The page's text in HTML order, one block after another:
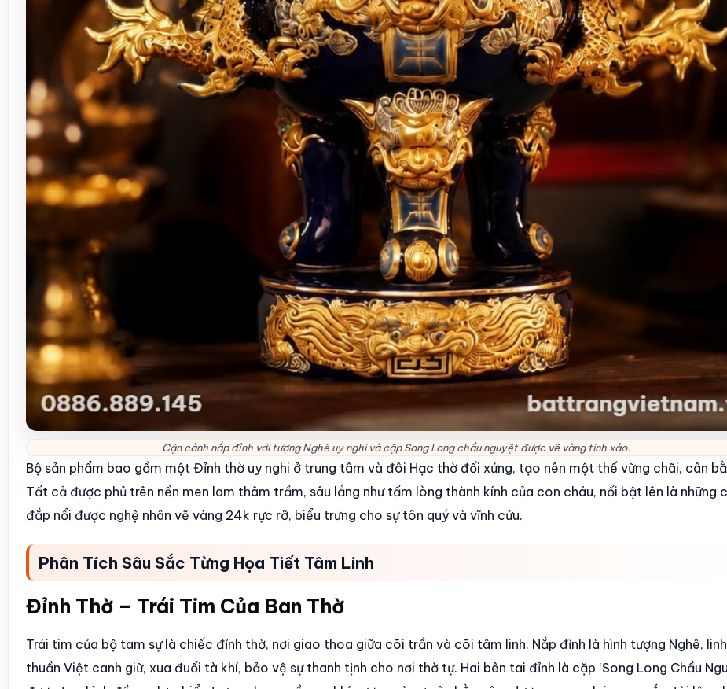
Cận cảnh nắp đỉnh với tượng Nghê uy nghi và cặp Song Long chầu nguyệt được vẽ vàng tinh xảo.
Bộ sản phẩm bao gồm một Đỉnh thờ uy nghi ở trung tâm và đôi Hạc thờ đối xứng, tạo nên một thế vững chãi, cân
Tất cả được phủ trên nền men lam thâm trầm, sâu lắng như tấm lòng thành kính của con cháu, nổi bật lên là những
đắp nổi được nghệ nhân vẽ vàng 24k rực rỡ, biểu trưng cho sự tôn quý và vĩnh cửu.
Phân Tích Sâu Sắc Từng Họa Tiết Tâm Linh
Đỉnh Thờ – Trái Tim Của Ban Thờ
Trái tim của bộ tam sự là chiếc đỉnh thờ, nơi giao thoa giữa cõi trần và cõi tâm linh. Nắp đỉnh là hình tượng Nghê,
thuần Việt canh giữ, xua đuổi tà khí, bảo vệ sự thanh tịnh cho nơi thờ tự. Hai bên tai đỉnh là cặp ‘Song Long Chầu